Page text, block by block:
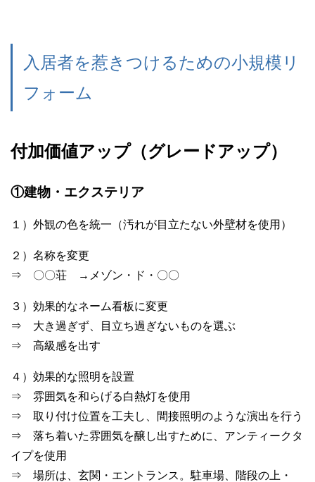
入居者を惹きつけるための小規模リ
フォーム
付加価値アップ（グレードアップ）
①建物・エクステリア
１）外観の色を統一（汚れが目立たない外壁材を使用）
２）名称を変更
⇒ 〇〇荘 →メゾン・ド・〇〇
３）効果的なネーム看板に変更
⇒ 大き過ぎず、目立ち過ぎないものを選ぶ
⇒ 高級感を出す
４）効果的な照明を設置
⇒ 雰囲気を和らげる白熱灯を使用
⇒ 取り付け位置を工夫し、間接照明のような演出を行う
⇒ 落ち着いた雰囲気を醸し出すために、アンティークタ
イプを使用
⇒ 場所は、玄関・エントランス。駐車場、階段の上・